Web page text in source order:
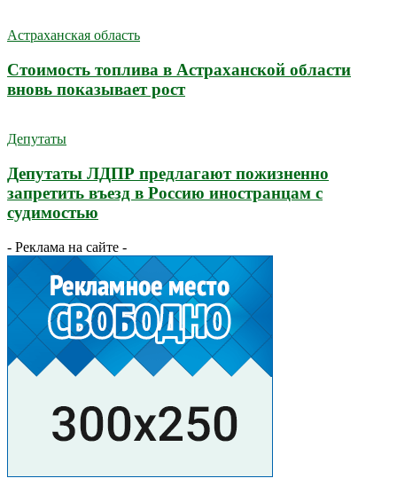
Астраханская область
Стоимость топлива в Астраханской области
вновь показывает рост
Депутаты
Депутаты ЛДПР предлагают пожизненно
запретить въезд в Россию иностранцам с
судимостью
- Реклама на сайте -